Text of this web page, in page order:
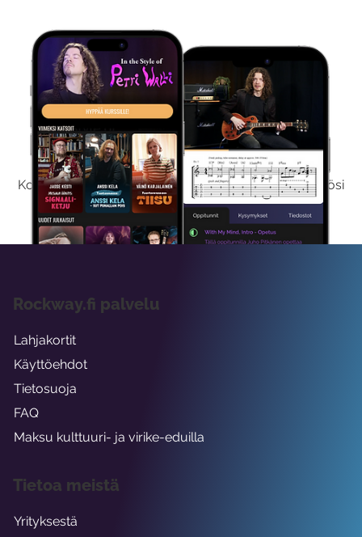
Kokeile Ilmaiseksi
Kokeilemalla ilmaiseksi saat koko sisältömme käyttöösi
viikon ajaksi.
Rockway.fi palvelu
Lahjakortit
Käyttöehdot
Tietosuoja
FAQ
Maksu kulttuuri- ja virike-eduilla
Tietoa meistä
Yrityksestä